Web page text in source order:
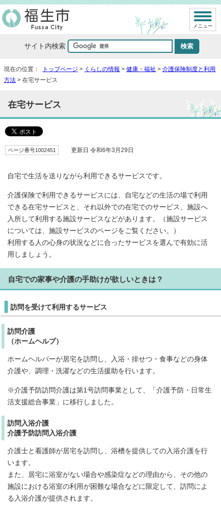
サイト内検索
メニュー
現在の位置： トップページ > くらしの情報 > 健康・福祉 > 介護保険制度と利用
方法 > 在宅サービス
在宅サービス
ページ番号1002451 更新日 令和6年3月29日
自宅で生活を送りながら利用できるサービスです。
介護保険で利用できるサービスには、自宅などの生活の場で利用
できる在宅サービスと、それ以外での在宅でのサービス、施設へ
入所して利用する施設サービスなどがあります。（施設サービス
については、施設サービスのページをご覧ください。）
利用する人の心身の状況などに合ったサービスを選んで有効に活
用しましょう。
自宅での家事や介護の手助けが欲しいときは？
訪問を受けて利用するサービス
訪問介護
（ホームヘルプ）
ホームヘルパーが居宅を訪問し、入浴・排せつ・食事などの身体
介護や、調理・洗濯などの生活援助を行います。
※介護予防訪問介護は第1号訪問事業として、「介護予防・日常生
活支援総合事業」に移行しました。
訪問入浴介護
介護予防訪問入浴介護
介護士と看護師が居宅を訪問し、浴槽を提供しての入浴介護を行
います。
また、居宅に浴室がない場合や感染症などの理由から、その他の
施設における浴室の利用が困難な場合などに限定して、訪問によ
る入浴介護が提供されます。